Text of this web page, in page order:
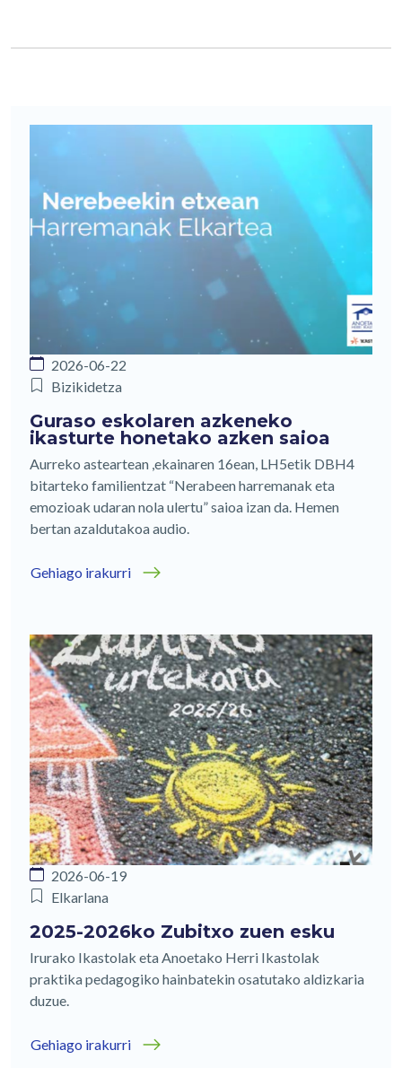
2026-06-22
Bizikidetza
Guraso eskolaren azkeneko
ikasturte honetako azken saioa
Aurreko asteartean ,ekainaren 16ean, LH5etik DBH4
bitarteko familientzat “Nerabeen harremanak eta
emozioak udaran nola ulertu” saioa izan da. Hemen
bertan azaldutakoa audio.
Gehiago irakurri
2026-06-19
Elkarlana
2025-2026ko Zubitxo zuen esku
Irurako Ikastolak eta Anoetako Herri Ikastolak
praktika pedagogiko hainbatekin osatutako aldizkaria
duzue.
Gehiago irakurri